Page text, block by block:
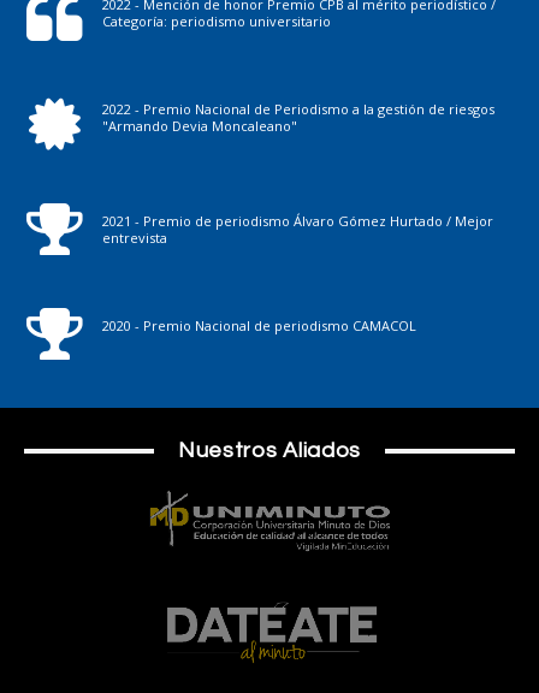
2022 - Mención de honor Premio CPB al mérito periodístico /
Categoría: periodismo universitario
2022 - Premio Nacional de Periodismo a la gestión de riesgos
"Armando Devia Moncaleano"
2021 - Premio de periodismo Álvaro Gómez Hurtado / Mejor
entrevista
2020 - Premio Nacional de periodismo CAMACOL
Nuestros Aliados